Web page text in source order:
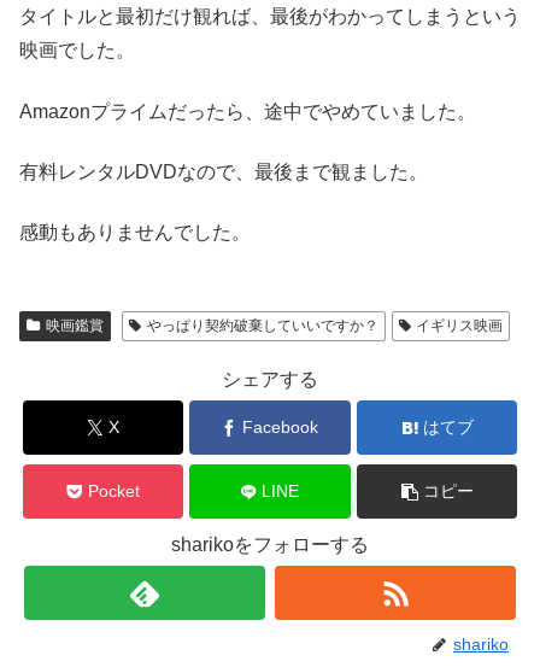
タイトルと最初だけ観れば、最後がわかってしまうという
映画でした。
Amazonプライムだったら、途中でやめていました。
有料レンタルDVDなので、最後まで観ました。
感動もありませんでした。
映画鑑賞 やっぱり契約破棄していいですか？ イギリス映画
シェアする
X Facebook はてブ
Pocket LINE コピー
sharikoをフォローする
shariko